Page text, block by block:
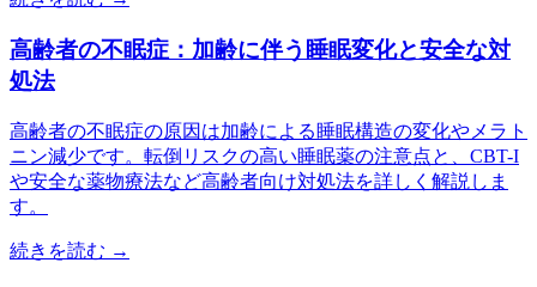
高齢者の不眠症：加齢に伴う睡眠変化と安全な対
処法
高齢者の不眠症の原因は加齢による睡眠構造の変化やメラト
ニン減少です。転倒リスクの高い睡眠薬の注意点と、CBT-I
や安全な薬物療法など高齢者向け対処法を詳しく解説しま
す。
続きを読む →